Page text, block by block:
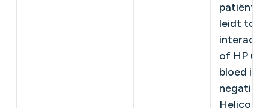
patiënten
leidt tot
of HP
bloed in
negatief